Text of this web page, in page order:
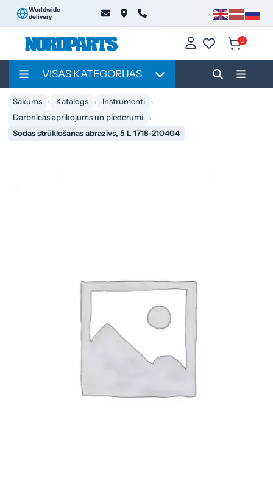
Worldwide
delivery
0
VISAS KATEGORIJAS
Sākums Katalogs
Instrumenti
Darbnīcas aprīkojums un piederumi
Sodas strūklošanas abrazīvs, 5 L 1718-210404